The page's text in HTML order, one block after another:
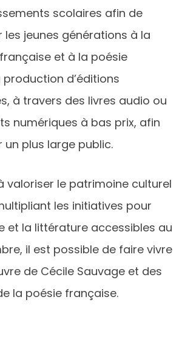
scolaires afin de
les jeunes générations à la
et à la poésie
production d’éditions
à travers des livres audio ou
numériques à bas prix, afin
un plus large public.
valoriser le patrimoine culturel
les initiatives pour
et la littérature accessibles au
il est possible de faire vivre
de Cécile Sauvage et des
la poésie française.